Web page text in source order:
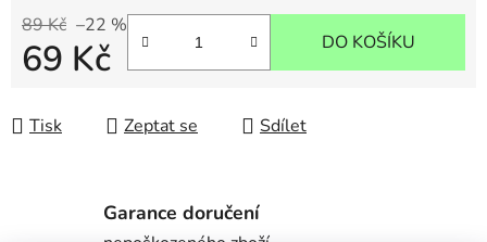
89 Kč –22 %
69 Kč DO KOŠÍKU
Tisk Zeptat se Sdílet
Garance doručení